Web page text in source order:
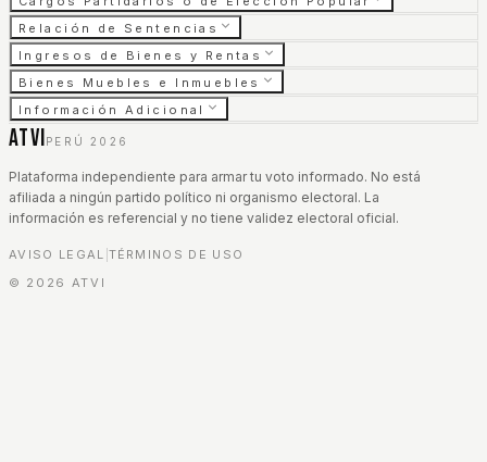
Relación de Sentencias
Ingresos de Bienes y Rentas
Bienes Muebles e Inmuebles
Información Adicional
ATVI PERÚ 2026
Plataforma independiente para armar tu voto informado. No está
afiliada a ningún partido político ni organismo electoral. La
información es referencial y no tiene validez electoral oficial.
AVISO LEGAL TÉRMINOS DE USO
© 2026 ATVI